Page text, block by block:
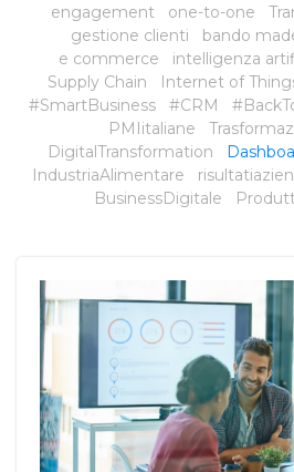
engagement
one-to-one
gestione clienti
bando
e commerce
intelligenza
Supply Chain
Internet of
#SmartBusiness
#CRM
PMIitaliane
DigitalTransformation
IndustriaAlimentare
BusinessDigitale